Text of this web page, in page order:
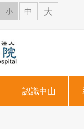
小 中 大
認識中山